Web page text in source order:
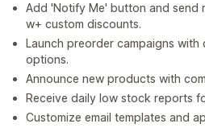
Add 'Notify Me' button and send
w+ custom discounts.
Launch preorder campaigns
options.
Announce new products with
Receive daily low stock reports
Customize email templates and